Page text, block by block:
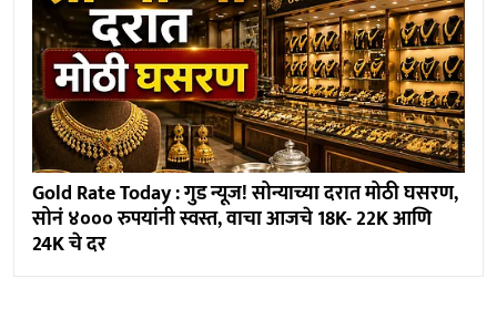
Gold Rate Today : गुड न्यूज! सोन्याच्या दरात मोठी घसरण,
सोनं ४००० रुपयांनी स्वस्त, वाचा आजचे 18K- 22K आणि
24K चे दर